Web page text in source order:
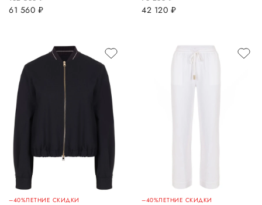
61 560 руб. 42 120 руб.
–40%ЛЕТНИЕ СКИДКИ –40%ЛЕТНИЕ СКИДКИ